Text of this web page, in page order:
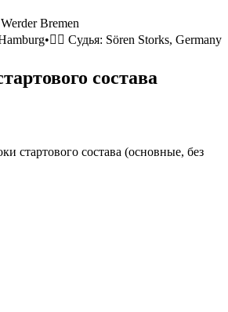
Werder Bremen
•🧑‍⚖️ Судья: Sören Storks, Germany
состава
стартового состава (основные, без